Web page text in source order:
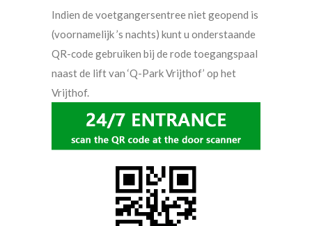
Indien de voetgangersentree niet geopend is
(voornamelijk ’s nachts) kunt u onderstaande
QR-code gebruiken bij de rode toegangspaal
naast de lift van ‘Q-Park Vrijthof’ op het
Vrijthof.